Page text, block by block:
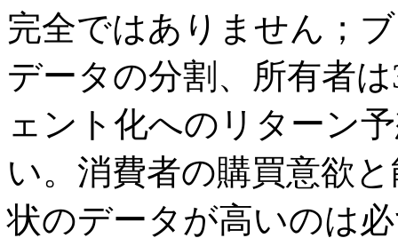
完全ではありません；
データの分割、所有者
ェント化へのリターン
い。消費者の購買意欲
状のデータが高いのは